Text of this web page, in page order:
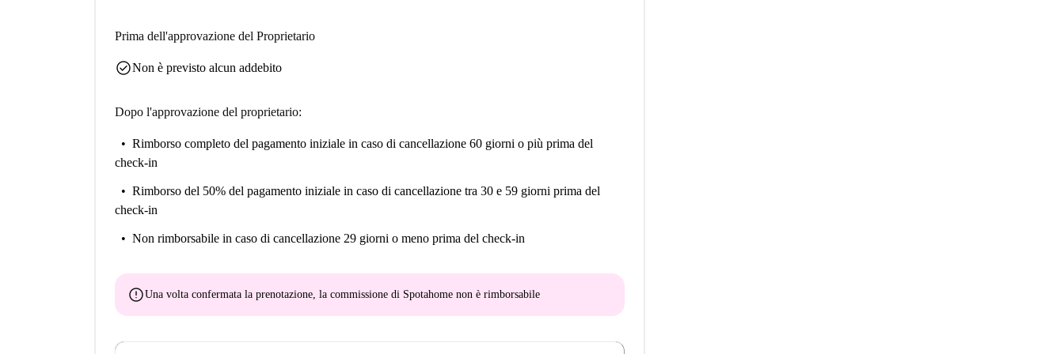
Prima dell'approvazione del Proprietario
check_circleNon è previsto alcun addebito
Dopo l'approvazione del proprietario:
Rimborso completo del pagamento iniziale in caso di cancellazione 60 giorni o più prima del
check-in
Rimborso del 50% del pagamento iniziale in caso di cancellazione tra 30 e 59 giorni prima del
check-in
Non rimborsabile in caso di cancellazione 29 giorni o meno prima del check-in
errorUna volta confermata la prenotazione, la commissione di Spotahome non è rimborsabile